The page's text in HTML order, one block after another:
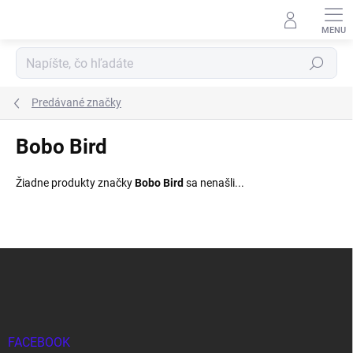
Hľadať
Predávané značky
Bobo Bird
Žiadne produkty značkyBobo Bird sa nenašli...
FACEBOOK